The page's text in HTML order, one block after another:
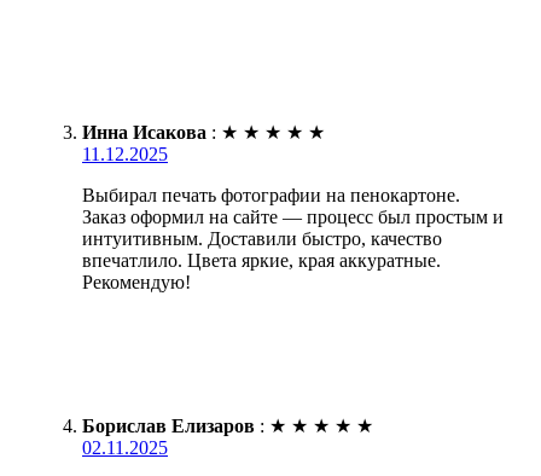
Инна Исакова : ★ ★ ★ ★ ★
11.12.2025
Выбирал печать фотографии на пенокартоне.
Заказ оформил на сайте — процесс был простым и
интуитивным. Доставили быстро, качество
впечатлило. Цвета яркие, края аккуратные.
Рекомендую!
Борислав Елизаров : ★ ★ ★ ★ ★
02.11.2025